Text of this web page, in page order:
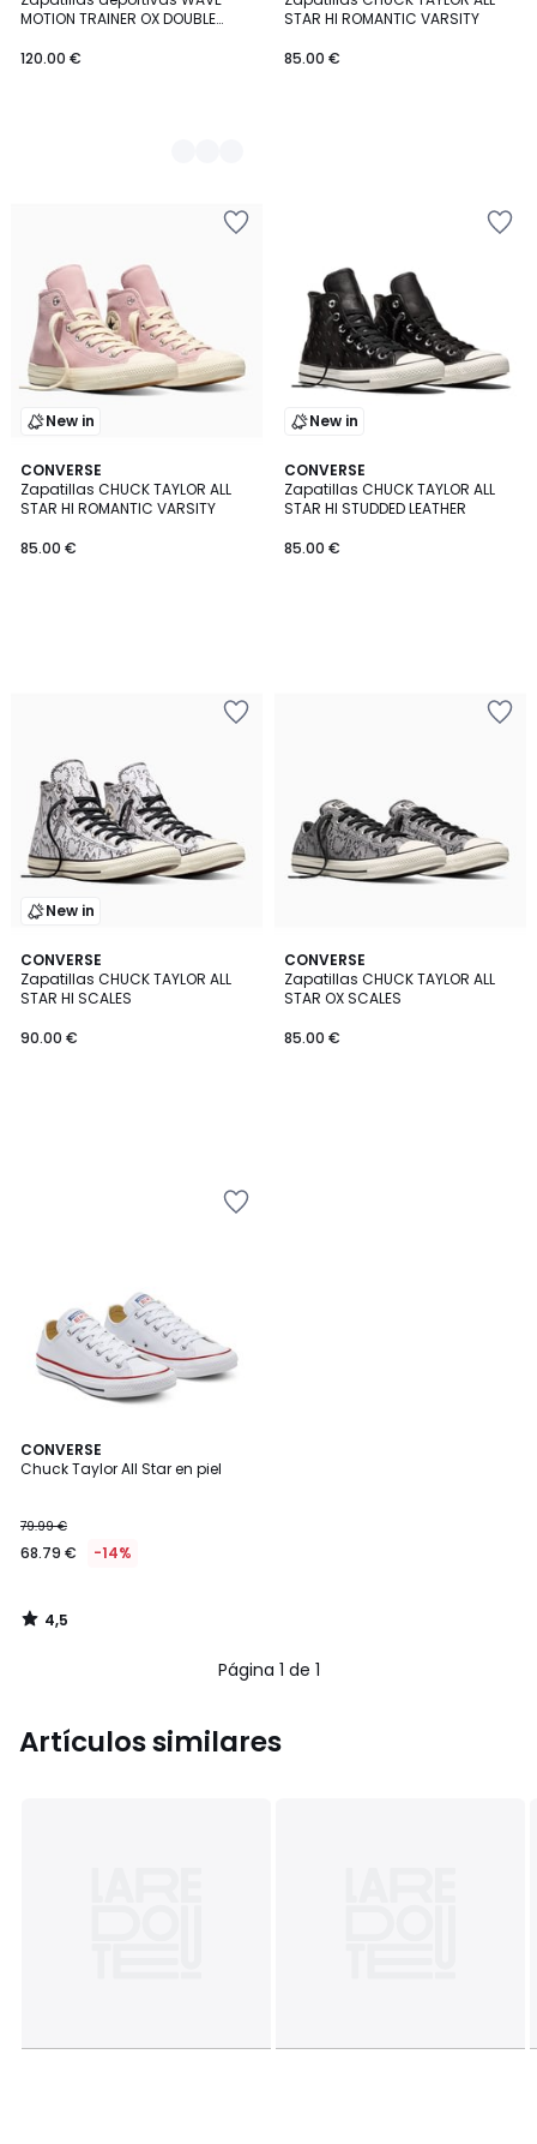
MOTION TRAINER OX DOUBLE
120.00 €
Colores
STAR HI ROMANTIC VARSITY
85.00 €
New in
CONVERSE
Zapatillas CHUCK TAYLOR ALL
STAR HI ROMANTIC VARSITY
85.00 €
New in
CONVERSE
Zapatillas CHUCK TAYLOR ALL
STAR HI STUDDED LEATHER
85.00 €
New in
CONVERSE
Zapatillas CHUCK TAYLOR ALL
STAR HI SCALES
90.00 €
CONVERSE
Zapatillas CHUCK TAYLOR ALL
STAR OX SCALES
85.00 €
CONVERSE
Chuck Taylor All Star en piel
79.99 €
68.79 € -14%
4,5
/ 5
4,5
/
Página 1 de 1
Artículos similares